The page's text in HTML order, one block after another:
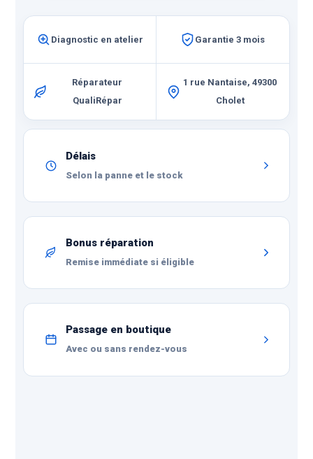
Hydrogel pour une
Diagnostic en atelier Garantie 3 mois
Réparateur
QualiRépar
1 rue Nantaise, 49300
Cholet
Délais
Selon la panne et le stock
Bonus réparation
Remise immédiate si éligible
Passage en boutique
Avec ou sans rendez-vous